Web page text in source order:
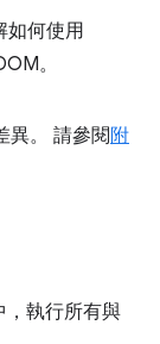
如何使用
。
異。 請參閱 附
，執行所有與